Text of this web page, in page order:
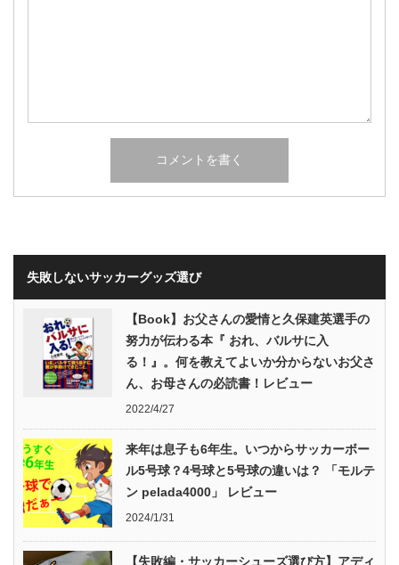
失敗しないサッカーグッズ選び
【Book】お父さんの愛情と久保建英選手の
努力が伝わる本『 おれ、バルサに入
る！』。何を教えてよいか分からないお父さ
ん、お母さんの必読書！レビュー
2022/4/27
来年は息子も6年生。いつからサッカーボー
ル5号球？4号球と5号球の違いは？ 「モルテ
ン pelada4000」 レビュー
2024/1/31
【失敗編・サッカーシューズ選び方】アディ